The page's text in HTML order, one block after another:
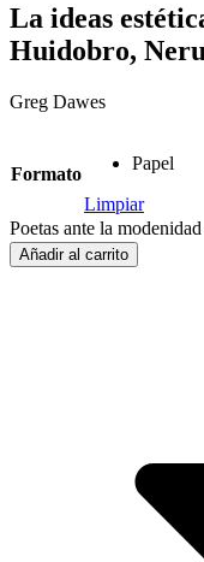
La ideas
Huidobro,
Greg Dawes
Formato
Papel
Limpiar
Poetas ante la
Añadir al carrito